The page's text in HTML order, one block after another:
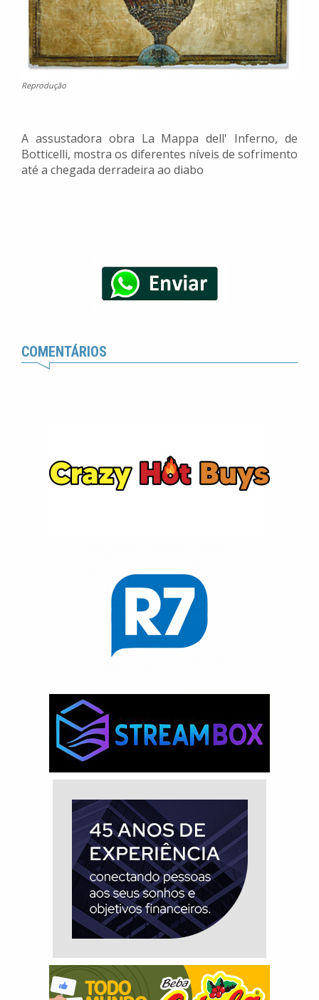
Reprodução
A assustadora obra La Mappa dell' Inferno, de
Botticelli, mostra os diferentes níveis de sofrimento
até a chegada derradeira ao diabo
COMENTÁRIOS